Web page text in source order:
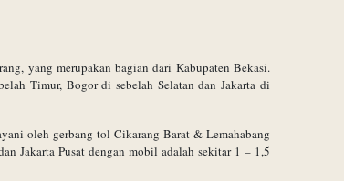
yang merupakan bagian dari Kabupaten Bekasi.
Timur, Bogor di sebelah Selatan dan Jakarta di
oleh gerbang tol Cikarang Barat & Lemahabang
Jakarta Pusat dengan mobil adalah sekitar 1 – 1,5